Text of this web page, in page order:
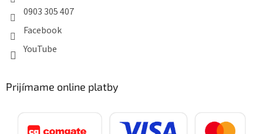
0903 305 407
Facebook
YouTube
Prijímame online platby